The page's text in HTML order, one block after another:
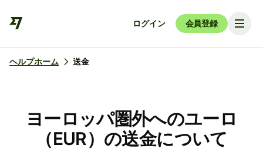
ログイン 会員登録
ヘルプホーム 送金
ヨーロッパ圏外へのユーロ
（EUR）の送金について